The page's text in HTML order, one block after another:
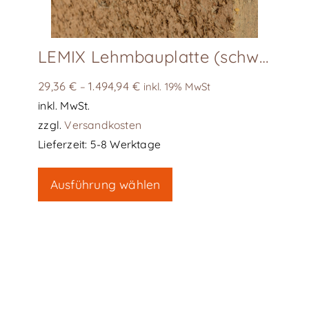
werden
LEMIX Lehmbauplatte (schwer), D 22/ D16
29,36€ –1.494,94€ inkl. 19% MwSt
inkl. MwSt.
zzgl.Versandkosten
Lieferzeit: 5-8 Werktage
Ausführung wählen
weist